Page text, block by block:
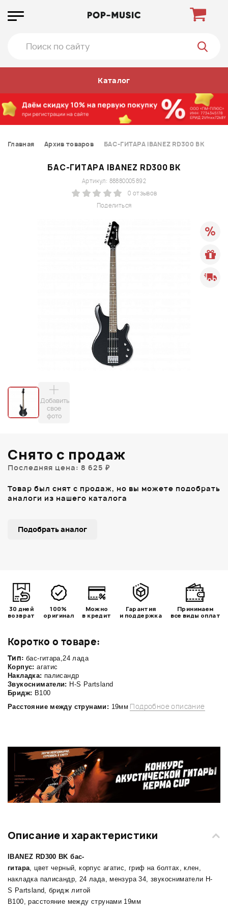
Каталог
Главная Архив товаров БАС-ГИТАРА IBANEZ RD300 BK
БАС-ГИТАРА IBANEZ RD300 BK
Поделиться
Артикул: 88880005892
0 отзывов
Добавить
свое
фото
Коротко о товаре:
Тип: бас-гитара,24 лада
Корпус: агатис
Накладка: палисандр
Звукосниматели: H-S Partsland
Бридж: B100
Расстояние между струнами: 19мм Подробное описание
Снято с продаж
Последняя цена: 8 625 ₽
Товар был снят с продаж, но вы можете подобрать
аналоги из нашего каталога
Подобрать аналог
30 дней
возврат
100%
оригинал
Можно
в кредит
Гарантия
и поддержка
Принимаем
все виды оплат
Описание и характеристики
IBANEZ RD300 BK бас-
гитара, цвет черный, корпус агатис, гриф на болтах, клен,
накладка палисандр, 24 лада, мензура 34, звукосниматели H-
S Partsland, бридж литой
B100, расстояние между струнами 19мм